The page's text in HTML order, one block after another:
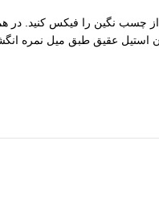
از چسب نگین را فیکس کنید.